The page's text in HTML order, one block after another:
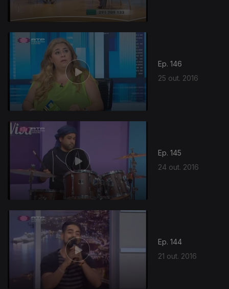
Ep. 146
25 out. 2016
Ep. 145
24 out. 2016
Ep. 144
21 out. 2016
255686